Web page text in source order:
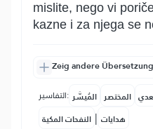
mislite, nego vi
kazne i za njega se
Zeig andere
التفاسير: المُيسَّر المختصر
النفحات المكية | هدايات